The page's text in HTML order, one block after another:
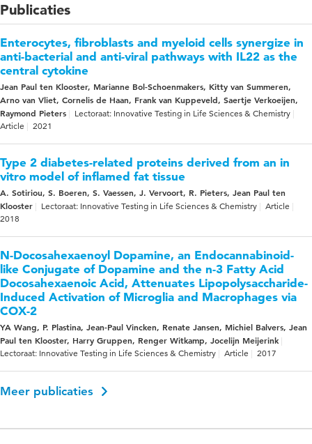
Publicaties
Enterocytes, fibroblasts and myeloid cells synergize in
anti-bacterial and anti-viral pathways with IL22 as the
central cytokine
Jean Paul ten Klooster, Marianne Bol-Schoenmakers, Kitty van Summeren,
Arno van Vliet, Cornelis de Haan, Frank van Kuppeveld, Saertje Verkoeijen,
Raymond Pieters
Lectoraat: Innovative Testing in Life Sciences & Chemistry
Article
2021
Type 2 diabetes-related proteins derived from an in
vitro model of inflamed fat tissue
A. Sotiriou, S. Boeren, S. Vaessen, J. Vervoort, R. Pieters, Jean Paul ten
Klooster
Lectoraat: Innovative Testing in Life Sciences & Chemistry
Article
2018
N-Docosahexaenoyl Dopamine, an Endocannabinoid-
like Conjugate of Dopamine and the n-3 Fatty Acid
Docosahexaenoic Acid, Attenuates Lipopolysaccharide-
Induced Activation of Microglia and Macrophages via
COX-2
YA Wang, P. Plastina, Jean-Paul Vincken, Renate Jansen, Michiel Balvers, Jean
Paul ten Klooster, Harry Gruppen, Renger Witkamp, Jocelijn Meijerink
Lectoraat: Innovative Testing in Life Sciences & Chemistry Article 2017
Meer publicaties